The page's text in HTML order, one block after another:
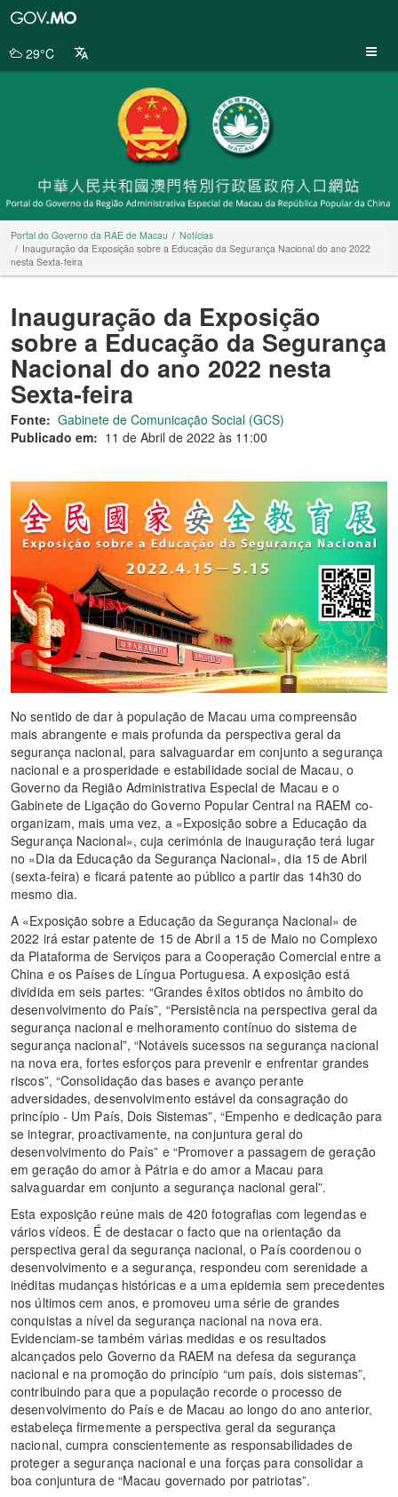
da
29°C
Portal do Governo da RAE de Macau
Notícias
Inauguração da Exposição sobre a Educação da Segurança Nacional do ano 2022
nesta Sexta-feira
Inauguração da Exposição
sobre a Educação da Segurança
Nacional do ano 2022 nesta
Sexta-feira
Fonte: Gabinete de Comunicação Social (GCS)
Publicado em: 11 de Abril de 2022 às 11:00
No sentido de dar à população de Macau uma compreensão
mais abrangente e mais profunda da perspectiva geral da
segurança nacional, para salvaguardar em conjunto a segurança
nacional e a prosperidade e estabilidade social de Macau, o
Governo da Região Administrativa Especial de Macau e o
Gabinete de Ligação do Governo Popular Central na RAEM co-
organizam, mais uma vez, a «Exposição sobre a Educação da
Segurança Nacional», cuja cerimónia de inauguração terá lugar
no «Dia da Educação da Segurança Nacional», dia 15 de Abril
(sexta-feira) e ficará patente ao público a partir das 14h30 do
mesmo dia.
A «Exposição sobre a Educação da Segurança Nacional» de
2022 irá estar patente de 15 de Abril a 15 de Maio no Complexo
da Plataforma de Serviços para a Cooperação Comercial entre a
China e os Países de Língua Portuguesa. A exposição está
dividida em seis partes: “Grandes êxitos obtidos no âmbito do
desenvolvimento do País”, “Persistência na perspectiva geral da
segurança nacional e melhoramento contínuo do sistema de
segurança nacional”, “Notáveis sucessos na segurança nacional
na nova era, fortes esforços para prevenir e enfrentar grandes
riscos”, “Consolidação das bases e avanço perante
adversidades, desenvolvimento estável da consagração do
princípio - Um País, Dois Sistemas”, “Empenho e dedicação para
se integrar, proactivamente, na conjuntura geral do
desenvolvimento do País” e “Promover a passagem de geração
em geração do amor à Pátria e do amor a Macau para
salvaguardar em conjunto a segurança nacional geral”.
Esta exposição reúne mais de 420 fotografias com legendas e
vários vídeos. É de destacar o facto que na orientação da
perspectiva geral da segurança nacional, o País coordenou o
desenvolvimento e a segurança, respondeu com serenidade a
inéditas mudanças históricas e a uma epidemia sem precedentes
nos últimos cem anos, e promoveu uma série de grandes
conquistas a nível da segurança nacional na nova era.
Evidenciam-se também várias medidas e os resultados
alcançados pelo Governo da RAEM na defesa da segurança
nacional e na promoção do princípio “um país, dois sistemas”,
contribuindo para que a população recorde o processo de
desenvolvimento do País e de Macau ao longo do ano anterior,
estabeleça firmemente a perspectiva geral da segurança
nacional, cumpra conscientemente as responsabilidades de
proteger a segurança nacional e una forças para consolidar a
boa conjuntura de “Macau governado por patriotas”.